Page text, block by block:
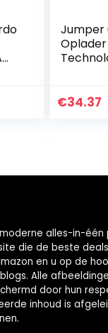
Jumper
Oplader
€34.37
alles-in-één
die de beste
en u op de
Alle
door hun
inhoud is